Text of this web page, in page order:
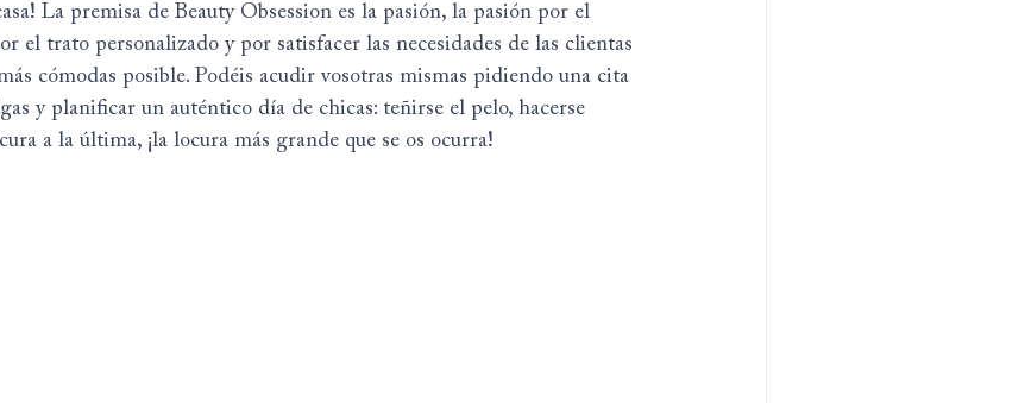
La premisa de Beauty Obsession es la pasión, la pasión por el
el trato personalizado y por satisfacer las necesidades de las clientas
cómodas posible. Podéis acudir vosotras mismas pidiendo una cita
y planificar un auténtico día de chicas: teñirse el pelo, hacerse
a la última, ¡la locura más grande que se os ocurra!